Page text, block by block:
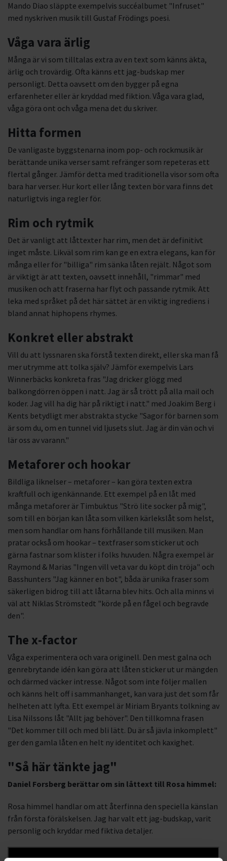
Mando Diao släppte exempelvis succéalbumet "Infruset"
med nyskriven musik till Gustaf Frödings poesi.
Våga vara ärlig
Många är vi som tilltalas extra av en text som känns äkta,
ärlig och trovärdig. Ofta känns ett jag-budskap mer
personligt. Detta oavsett om den bygger på egna
erfarenheter eller är kryddad med fiktion. Våga vara glad,
våga göra ont och våga mena det du skriver.
Hitta formen
De vanligaste byggstenarna inom pop- och rockmusik är
berättande unika verser samt refränger som repeteras ett
flertal gånger. Jämför detta med traditionella visor som ofta
bara har verser. Hur kort eller lång texten bör vara finns det
naturligtvis inga regler för.
Rim och rytmik
Det är vanligt att låttexter har rim, men det är definitivt
inget måste. Likväl som rim kan ge en extra elegans, kan för
många eller för "billiga" rim sänka låten rejält. Något som
är viktigt är att texten, oavsett innehåll, "rimmar" med
musiken och att fraserna har flyt och passande rytmik. Att
leka med språket på det här sättet är en viktig ingrediens i
bland annat hiphopens rhymes.
Konkret eller abstrakt
Vill du att lyssnaren ska förstå texten direkt, eller ska man få
mer utrymme att tolka själv? Jämför exempelvis Lars
Winnerbäcks konkreta fras "Jag dricker glögg med
balkongdörren öppen i natt. Jag är så trött på alla mail och
koder. Jag vill ha dig här på riktigt i natt." med Joakim Berg i
Kents betydligt mer abstrakta stycke "Sagor för barnen som
är som du, om en tunnel vid ljusets slut. Jag är din vän och vi
lär oss av varann."
Metaforer och hookar
Bildliga liknelser – metaforer – kan göra texten extra
kraftfull och igenkännande. Ett exempel på en låt med
många metaforer är Timbuktus "Strö lite socker på mig",
som till en början kan låta som vilken kärlekslåt som helst,
men som handlar om hans förhållande till musiken. Man
pratar också om hookar – textfraser som sticker ut och
gärna fastnar som klister i folks huvuden. Några exempel är
Raymond & Marias "Ingen vill veta var du köpt din tröja" och
Basshunters "Jag känner en bot", båda är unika fraser som
säkerligen bidrog till att låtarna blev hits. Och alla minns vi
väl att Niklas Strömstedt "körde på en fågel och begravde
den".
The x-factor
Våga experimentera och vara originell. Den mest galna och
genrebrytande idén kan göra att låten sticker ut ur mängden
och därmed väcker intresse. Något som inte följer mallen
och känns helt off i sammanhanget, kan vara just det som får
helheten att lyfta. Ett exempel är Miriam Bryants tolkning av
Lisa Nilssons låt "Allt jag behöver". Den tillkomna frasen
"Det kommer till och med bli lätt. Du är så jävla inkomplett"
ger den gamla låten en helt ny identitet och kaxighet.
"Så här tänkte jag"
Daniel Forsberg berättar om sin låttext till Rosa himmel:
Rosa himmel handlar om att återfinna den speciella känslan
från första förälskelsen. Jag har valt ett jag-budskap, varit
personlig och kryddar med fiktiva detaljer.